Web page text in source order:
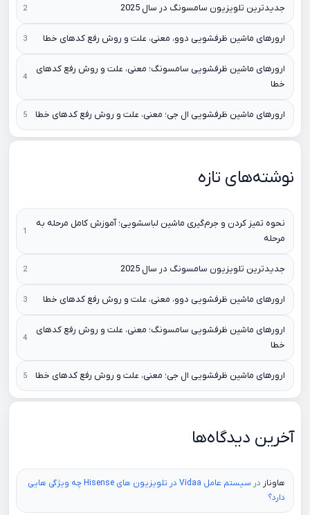
جدیدترین تلویزیون سامسونگ در سال 2025
ارورهای ماشین ظرفشویی دوو، معنی، علت و روش رفع کدهای خطا
ارورهای ماشین ظرفشویی سامسونگ؛ معنی، علت و روش رفع کدهای
خطا
ارورهای ماشین ظرفشویی ال جی؛ معنی، علت و روش رفع کدهای خطا
نوشته‌های تازه
نحوه تمیز کردن و جرم‌گیری ماشین لباسشویی؛ آموزش کامل مرحله به
مرحله
جدیدترین تلویزیون سامسونگ در سال 2025
ارورهای ماشین ظرفشویی دوو، معنی، علت و روش رفع کدهای خطا
ارورهای ماشین ظرفشویی سامسونگ؛ معنی، علت و روش رفع کدهای
خطا
ارورهای ماشین ظرفشویی ال جی؛ معنی، علت و روش رفع کدهای خطا
آخرین دیدگاه‌ها
هاوناز در
سیستم عامل Vidaa در تلویزیون های Hisense چه ویژگی هایی
دارد؟